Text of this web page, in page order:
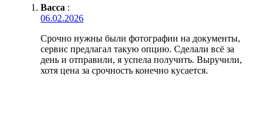
Васса :
06.02.2026
Срочно нужны были фотографии на документы,
сервис предлагал такую опцию. Сделали всё за
день и отправили, я успела получить. Выручили,
хотя цена за срочность конечно кусается.